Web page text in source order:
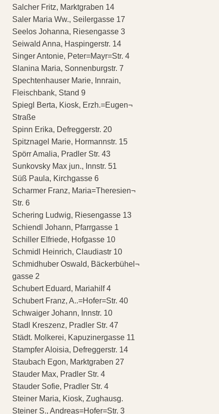
Salcher Fritz, Marktgraben 14
Saler Maria Ww., Seilergasse 17
Seelos Johanna, Riesengasse 3
Seiwald Anna, Haspingerstr. 14
Singer Antonie, Peter=Mayr=Str. 4
Slanina Maria, Sonnenburgstr. 7
Spechtenhauser Marie, Innrain,
Fleischbank, Stand 9
Spiegl Berta, Kiosk, Erzh.=Eugen¬
Straße
Spinn Erika, Defreggerstr. 20
Spitznagel Marie, Hormannstr. 15
Spörr Amalia, Pradler Str. 43
Sunkovsky Max jun., Innstr. 51
Süß Paula, Kirchgasse 6
Scharmer Franz, Maria=Theresien¬
Str. 6
Schering Ludwig, Riesengasse 13
Schiendl Johann, Pfarrgasse 1
Schiller Elfriede, Hofgasse 10
Schmidl Heinrich, Claudiastr 10
Schmidhuber Oswald, Bäckerbühel¬
gasse 2
Schubert Eduard, Mariahilf 4
Schubert Franz, A..=Hofer=Str. 40
Schwaiger Johann, Innstr. 10
Stadl Kreszenz, Pradler Str. 47
Städt. Molkerei, Kapuzinergasse 11
Stampfer Aloisia, Defreggerstr. 14
Staubach Egon, Marktgraben 27
Stauder Max, Pradler Str. 4
Stauder Sofie, Pradler Str. 4
Steiner Maria, Kiosk, Zughausg.
Steiner S., Andreas=Hofer=Str. 3